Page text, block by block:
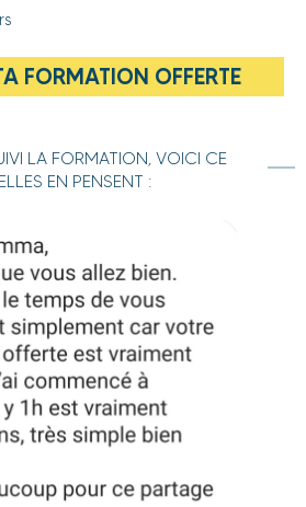
FORMATION OFFERTE
LA FORMATION, VOICI CE
EN PENSENT :